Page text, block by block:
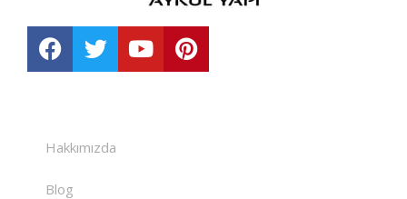
Hakkımızda
Blog